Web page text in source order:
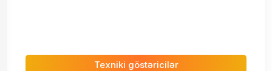
Texniki göstəricilər